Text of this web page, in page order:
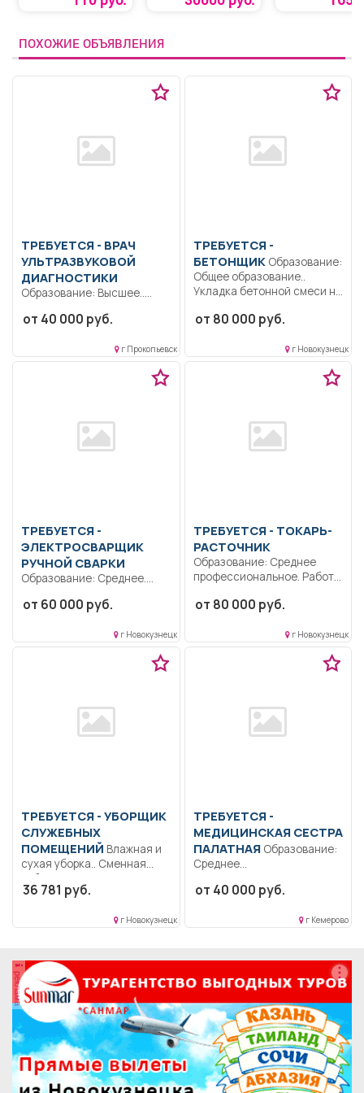
установки»
ПОХОЖИЕ ОБЪЯВЛЕНИЯ
ТРЕБУЕТСЯ - ВРАЧ
УЛЬТРАЗВУКОВОЙ
ДИАГНОСТИКИ
Образование: Высшее..
диагностику, используя ее
от 40 000 руб.
г Прокопьевск
ТРЕБУЕТСЯ -
БЕТОНЩИКОбразование:
Общее образование..
Укладка бетонной смеси на
поверхности,...
от 80 000 руб.
г Новокузнецк
ТРЕБУЕТСЯ -
ЭЛЕКТРОСВАРЩИК
РУЧНОЙ СВАРКИ
Образование: Среднее.
Ответственность.. Ручная
от 60 000 руб.
г Новокузнецк
ТРЕБУЕТСЯ - ТОКАРЬ-
РАСТОЧНИК
Образование: Среднее
профессиональное. Работа
расточном станке.
Ответственность..
Выполнение...
от 80 000 руб.
г Новокузнецк
ТРЕБУЕТСЯ - УБОРЩИК
СЛУЖЕБНЫХ
ПОМЕЩЕНИЙ
сухая уборка.. Сменная
работа..
36 781 руб.
г Новокузнецк
ТРЕБУЕТСЯ -
МЕДИЦИНСКАЯ СЕСТРА
ПАЛАТНАЯОбразование:
Среднее
Сестринский уход за
от 40 000 руб.
г Кемерово
реклама